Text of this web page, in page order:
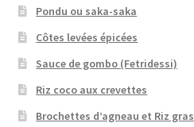
Pondu ou saka-saka
Côtes levées épicées
Sauce de gombo (Fetridessi)
Riz coco aux crevettes
Brochettes d’agneau et Riz gras